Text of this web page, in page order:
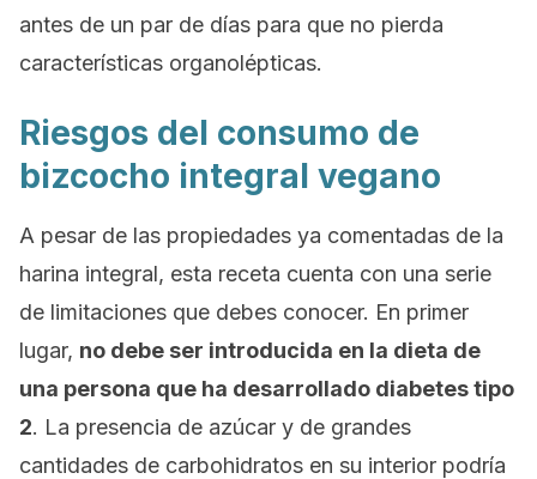
antes de un par de días para que no pierda
características organolépticas.
Riesgos del consumo de
bizcocho integral vegano
A pesar de las propiedades ya comentadas de la
harina integral, esta receta cuenta con una serie
de limitaciones que debes conocer. En primer
lugar, no debe ser introducida en la dieta de
una persona que ha desarrollado diabetes tipo
2. La presencia de azúcar y de grandes
cantidades de carbohidratos en su interior podría